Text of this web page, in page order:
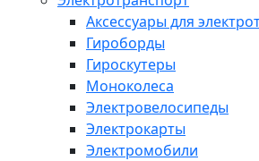
Аксессуары для
Гироборды
Гироскутеры
Моноколеса
Электровелосипеды
Электрокарты
Электромобили